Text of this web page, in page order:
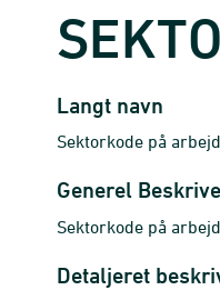
Langt navn
Sektorkode på
Generel
Sektorkode på
Detaljeret